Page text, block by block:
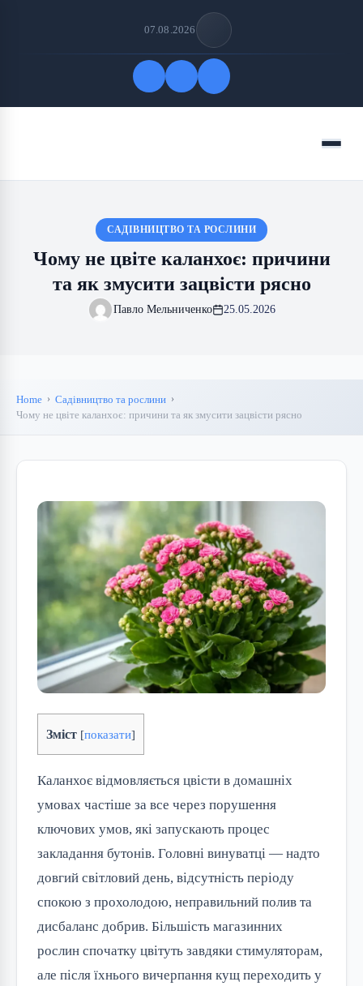
07.08.2026
Menu
САДІВНИЦТВО ТА РОСЛИНИ
Чому не цвіте каланхоє: причини
та як змусити зацвісти рясно
Павло Мельниченко 25.05.2026
Home
Садівництво та рослини
Чому не цвіте каланхоє: причини та як змусити зацвісти рясно
Зміст [показати]
Каланхоє відмовляється цвісти в домашніх
умовах частіше за все через порушення
ключових умов, які запускають процес
закладання бутонів. Головні винуватці — надто
довгий світловий день, відсутність періоду
спокою з прохолодою, неправильний полив та
дисбаланс добрив. Більшість магазинних
рослин спочатку цвітуть завдяки стимуляторам,
але після їхнього вичерпання кущ переходить у